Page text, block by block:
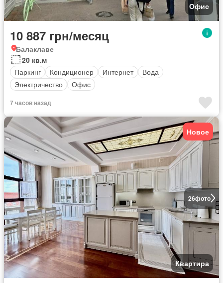
Офис
10 887 грн/месяц
Балаклаве
20 кв.м
Паркинг
Кондиционер Интернет
Вода
Электричество
Офис
7 часов назад
26фото
Новое
Квартира